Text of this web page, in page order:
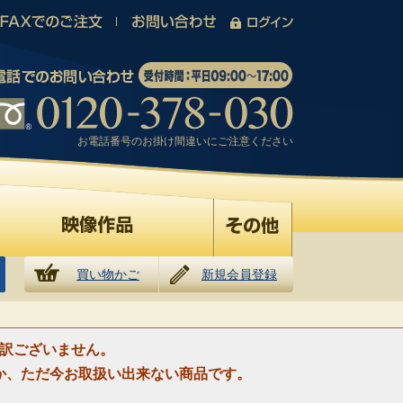
お電話番号のお掛け間違いにご注意ください
買い物かご 新規会員登録
ございません。
ただ今お取扱い出来ない商品です。